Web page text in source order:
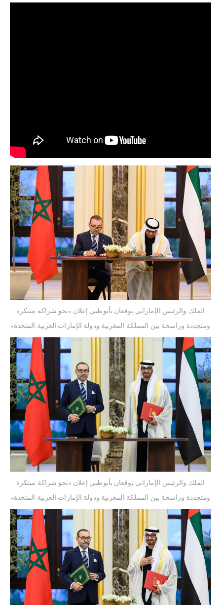
الملك والرئيس الإماراتي يوقعان بأبوظبي إعلان «نحو شراكة مبتكرة
ومتجددة وراسخة بين المملكة المغربية ودولة الإمارات العربية المتحدة»
الملك والرئيس الإماراتي يوقعان بأبوظبي إعلان «نحو شراكة مبتكرة
ومتجددة وراسخة بين المملكة المغربية ودولة الإمارات العربية المتحدة»